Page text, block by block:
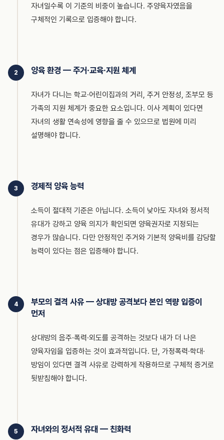
자녀일수록 이 기준의 비중이 높습니다. 주양육자였음을
구체적인 기록으로 입증해야 합니다.
2 양육 환경 — 주거·교육·지원 체계
자녀가 다니는 학교·어린이집과의 거리, 주거 안정성, 조부모 등
가족의 지원 체계가 중요한 요소입니다. 이사 계획이 있다면
자녀의 생활 연속성에 영향을 줄 수 있으므로 법원에 미리
설명해야 합니다.
3 경제적 양육 능력
소득이 절대적 기준은 아닙니다. 소득이 낮아도 자녀와 정서적
유대가 강하고 양육 의지가 확인되면 양육권자로 지정되는
경우가 많습니다. 다만 안정적인 주거와 기본적 양육비를 감당할
능력이 있다는 점은 입증해야 합니다.
4
부모의 결격 사유 — 상대방 공격보다 본인 역량 입증이
먼저
상대방의 음주·폭력·외도를 공격하는 것보다 내가 더 나은
양육자임을 입증하는 것이 효과적입니다. 단, 가정폭력·학대·
방임이 있다면 결격 사유로 강력하게 작용하므로 구체적 증거로
뒷받침해야 합니다.
5 자녀와의 정서적 유대 — 친화력